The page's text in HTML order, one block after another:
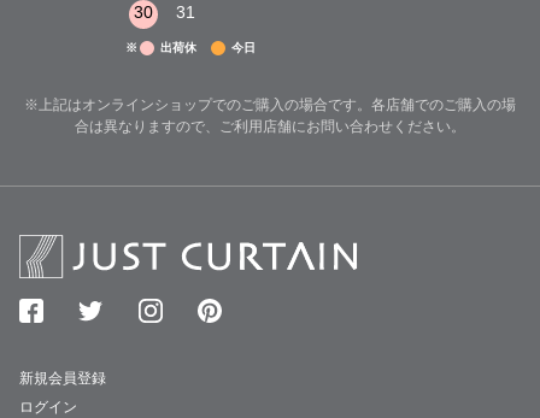
30
31
※ 出荷休 今日
※上記はオンラインショップでのご購入の場合です。各店舗でのご購入の場
合は異なりますので、ご利用店舗にお問い合わせください。
新規会員登録
ログイン